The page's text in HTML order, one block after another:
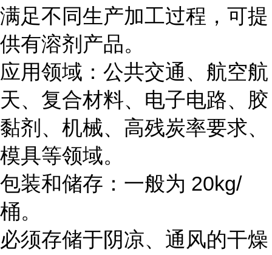
满足不同生产加工过程，可提
供有溶剂产品。
应用领域：公共交通、航空航
天、复合材料、电子电路、胶
黏剂、机械、高残炭率要求、
模具等领域。
包装和储存：一般为 20kg/
桶。
必须存储于阴凉、通风的干燥